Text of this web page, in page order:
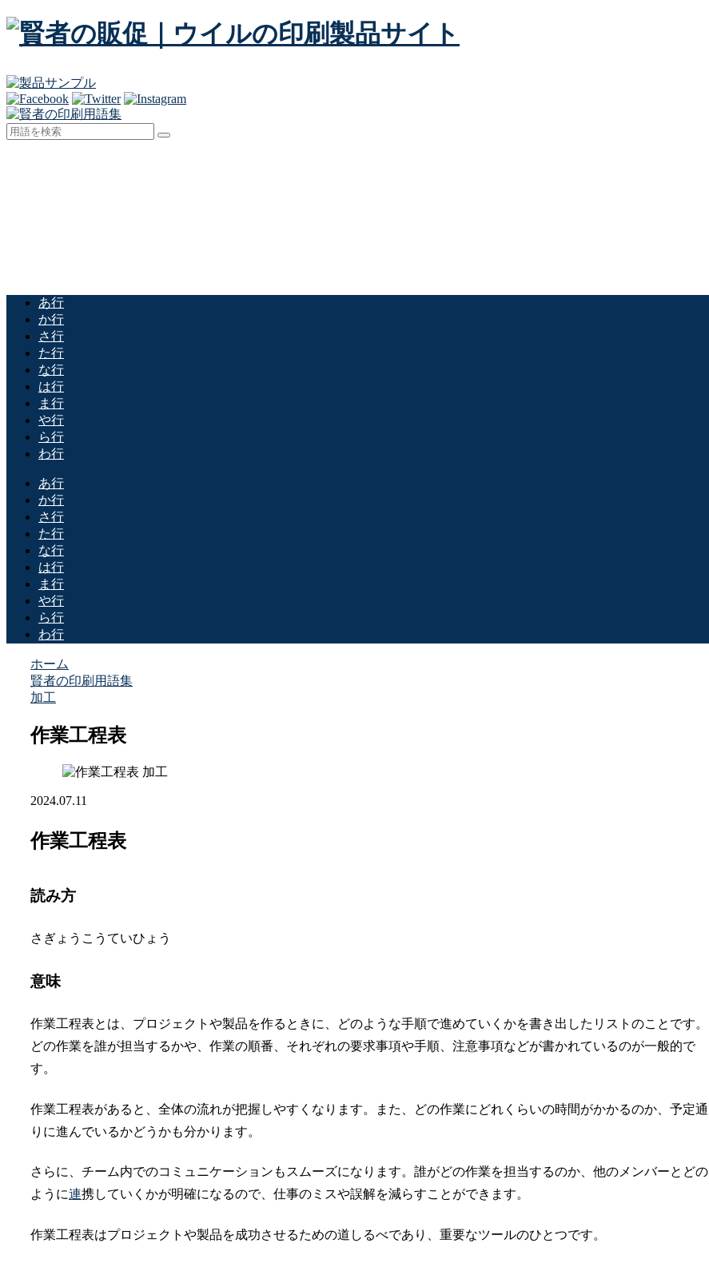
あ行
か行
さ行
た行
な行
は行
ま行
や行
ら行
わ行
あ行
か行
さ行
た行
な行
は行
ま行
や行
ら行
わ行
ホーム
賢者の印刷用語集
加工
作業工程表
加工
2024.07.11
作業工程表
読み方
さぎょうこうていひょう
意味
作業工程表とは、プロジェクトや製品を作るときに、どのような手順で進めていくかを書き出したリストのことです。
どの作業を誰が担当するかや、作業の順番、それぞれの要求事項や手順、注意事項などが書かれているのが一般的で
す。
作業工程表があると、全体の流れが把握しやすくなります。また、どの作業にどれくらいの時間がかかるのか、予定通
りに進んでいるかどうかも分かります。
さらに、チーム内でのコミュニケーションもスムーズになります。誰がどの作業を担当するのか、他のメンバーとどの
ように連携していくかが明確になるので、仕事のミスや誤解を減らすことができます。
作業工程表はプロジェクトや製品を成功させるための道しるべであり、重要なツールのひとつです。